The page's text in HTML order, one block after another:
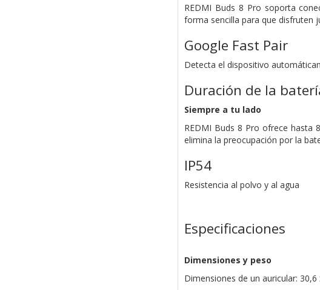
REDMI Buds 8 Pro soporta
forma sencilla para que disfruten
Google Fast Pair
Detecta el dispositivo
Duración de la
Siempre a tu lado
REDMI Buds 8 Pro ofrece hasta
elimina la preocupación por la
IP54
Resistencia al polvo y al agua
Especificaciones
Dimensiones y peso
Dimensiones de un auricular: